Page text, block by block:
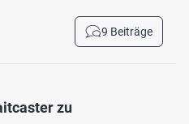
9 Beiträge
zu